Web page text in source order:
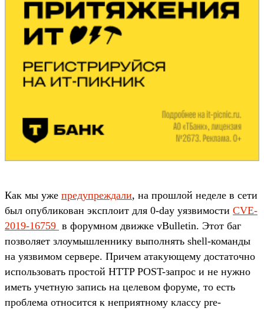
Как мы уже предупреждали, на прошлой неделе в сети
был опубликован эксплоит для 0-day уязвимости CVE-
2019-16759 в форумном движке vBulletin. Этот баг
позволяет злоумышленнику выполнять shell-команды
на уязвимом сервере. Причем атакующему достаточно
использовать простой HTTP POST-запрос и не нужно
иметь учетную запись на целевом форуме, то есть
проблема относится к неприятному классу pre-